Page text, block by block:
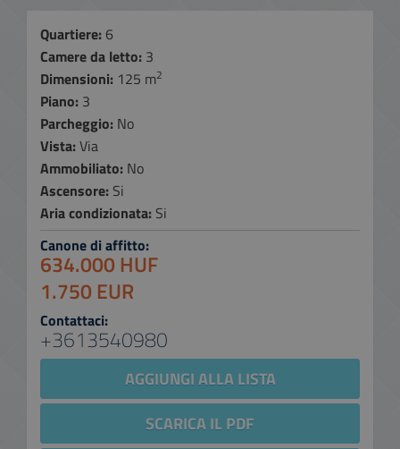
Quartiere: 6
Camere da letto: 3
Dimensioni: 125 m2
Piano: 3
Parcheggio: No
Vista: Via
Ammobiliato: No
Ascensore: Si
Aria condizionata: Si
Canone di affitto:
634.000 HUF
1.750 EUR
Contattaci:
+3613540980
AGGIUNGI ALLA LISTA
SCARICA IL PDF